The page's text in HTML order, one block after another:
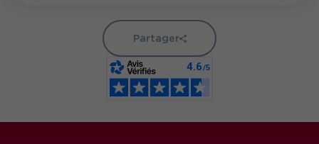
Partager